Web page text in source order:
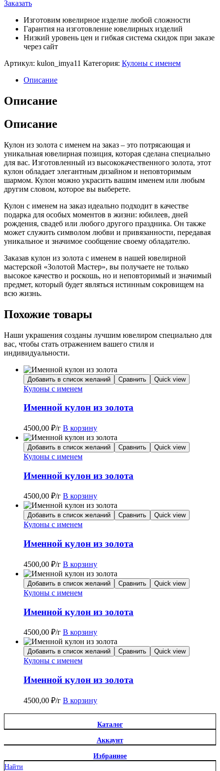
Заказать
Изготовим ювелирное изделие любой сложности
Гарантия на изготовление ювелирных изделий
Низкий уровень цен и гибкая система скидок при заказе
через сайт
Артикул: kulon_imya11 Категория: Кулоны с именем
Описание
Описание
Описание
Кулон из золота с именем на заказ – это потрясающая и
уникальная ювелирная позиция, которая сделана специально
для вас. Изготовленный из высококачественного золота, этот
кулон обладает элегантным дизайном и неповторимым
шармом. Кулон можно украсить вашим именем или любым
другим словом, которое вы выберете.
Кулон с именем на заказ идеально подходит в качестве
подарка для особых моментов в жизни: юбилеев, дней
рождения, свадеб или любого другого праздника. Он также
может служить символом любви и привязанности, передавая
уникальное и значимое сообщение своему обладателю.
Заказав кулон из золота с именем в нашей ювелирной
мастерской «Золотой Мастер», вы получаете не только
высокое качество и роскошь, но и неповторимый и значимый
предмет, который будет являться истинным сокровищем на
всю жизнь.
Похожие товары
Наши украшения созданы лучшим ювелиром специально для
вас, чтобы стать отражением вашего стиля и
индивидуальности.
Добавить в список желаний Сравнить Quick view
Кулоны с именем
Именной кулон из золота
4500,00 ₽/г В корзину
Добавить в список желаний Сравнить Quick view
Кулоны с именем
Именной кулон из золота
4500,00 ₽/г В корзину
Добавить в список желаний Сравнить Quick view
Кулоны с именем
Именной кулон из золота
4500,00 ₽/г В корзину
Добавить в список желаний Сравнить Quick view
Кулоны с именем
Именной кулон из золота
4500,00 ₽/г В корзину
Добавить в список желаний Сравнить Quick view
Кулоны с именем
Именной кулон из золота
4500,00 ₽/г В корзину
Каталог
Аккаунт
Избранное
Найти